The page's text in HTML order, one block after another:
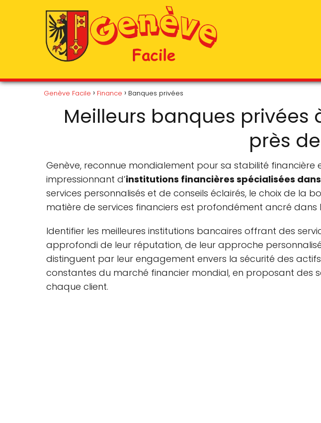
Genève Facile Finance Banques privées
Meilleurs banques privées
près
Genève, reconnue mondialement pour sa stabilité
impressionnant d’institutions financières spécialisées
services personnalisés et de conseils éclairés, le choix de la
matière de services financiers est profondément ancré dans
Identifier les meilleures institutions bancaires offrant des
approfondi de leur réputation, de leur approche
distinguent par leur engagement envers la sécurité des
constantes du marché financier mondial, en proposant des
chaque client.